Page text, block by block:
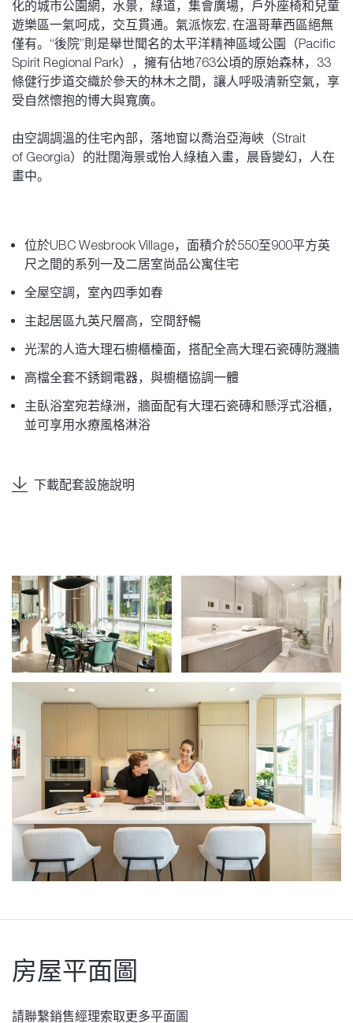
化的城市公園網，水景，綠道，集會廣場，戶外座椅和兒童
遊樂區一氣呵成，交互貫通。氣派恢宏, 在溫哥華西區絕無
僅有。“後院”則是舉世聞名的太平洋精神區域公園（Pacific
Spirit Regional Park），擁有佔地763公頃的原始森林，33
條健行步道交織於參天的林木之間，讓人呼吸清新空氣，享
受自然懷抱的博大與寬廣。
由空調調溫的住宅內部，落地窗以喬治亞海峽（Strait
of Georgia）的壯闊海景或怡人綠植入畫，晨昏變幻，人在
畫中。
位於UBC Wesbrook Village，面積介於550至900平方英
尺之間的系列一及二居室尚品公寓住宅
全屋空調，室內四季如春
主起居區九英尺層高，空間舒暢
光潔的人造大理石櫥櫃檯面，搭配全高大理石瓷磚防濺牆
高檔全套不銹鋼電器，與櫥櫃協調一體
主臥浴室宛若綠洲，牆面配有大理石瓷磚和懸浮式浴櫃，
並可享用水療風格淋浴
下載配套設施說明
房屋平面圖
請聯繫銷售經理索取更多平面圖